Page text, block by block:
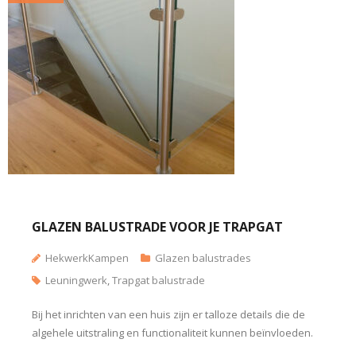
GLAZEN BALUSTRADE VOOR JE TRAPGAT
HekwerkKampen
Glazen balustrades
Leuningwerk,Trapgat balustrade
Bij het inrichten van een huis zijn er talloze details die de
algehele uitstraling en functionaliteit kunnen beïnvloeden.